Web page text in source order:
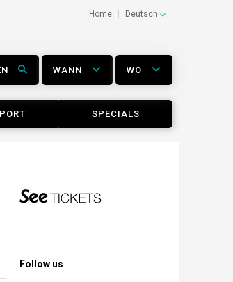
Home Deutsch
WANN WO
SPECIALS
Follow us